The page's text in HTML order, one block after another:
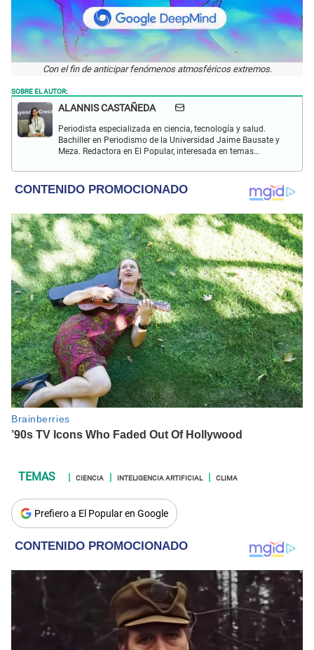
Con el fin de anticipar fenómenos atmosféricos extremos.
SOBRE EL AUTOR:
ALANNIS CASTAÑEDA
Periodista especializada en ciencia, tecnología y salud.
Bachiller en Periodismo de la Universidad Jaime Bausate y
Meza. Redactora en El Popular, interesada en temas
astronómicos, hallazgos y más.
CIENCIA INTELIGENCIA ARTIFICIAL CLIMA
Prefiero a El Popular en Google